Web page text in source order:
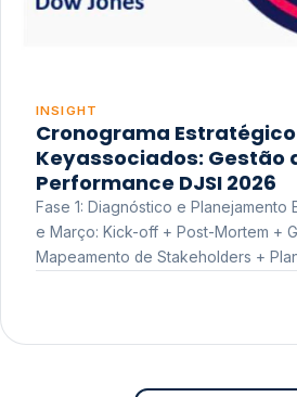
INSIGHT
Cronograma Estratégico
Keyassociados: Gestão
Performance DJSI 2026
Fase 1: Diagnóstico e Planejamento
e Março: Kick-off + Post-Mortem +
Mapeamento de Stakeholders +